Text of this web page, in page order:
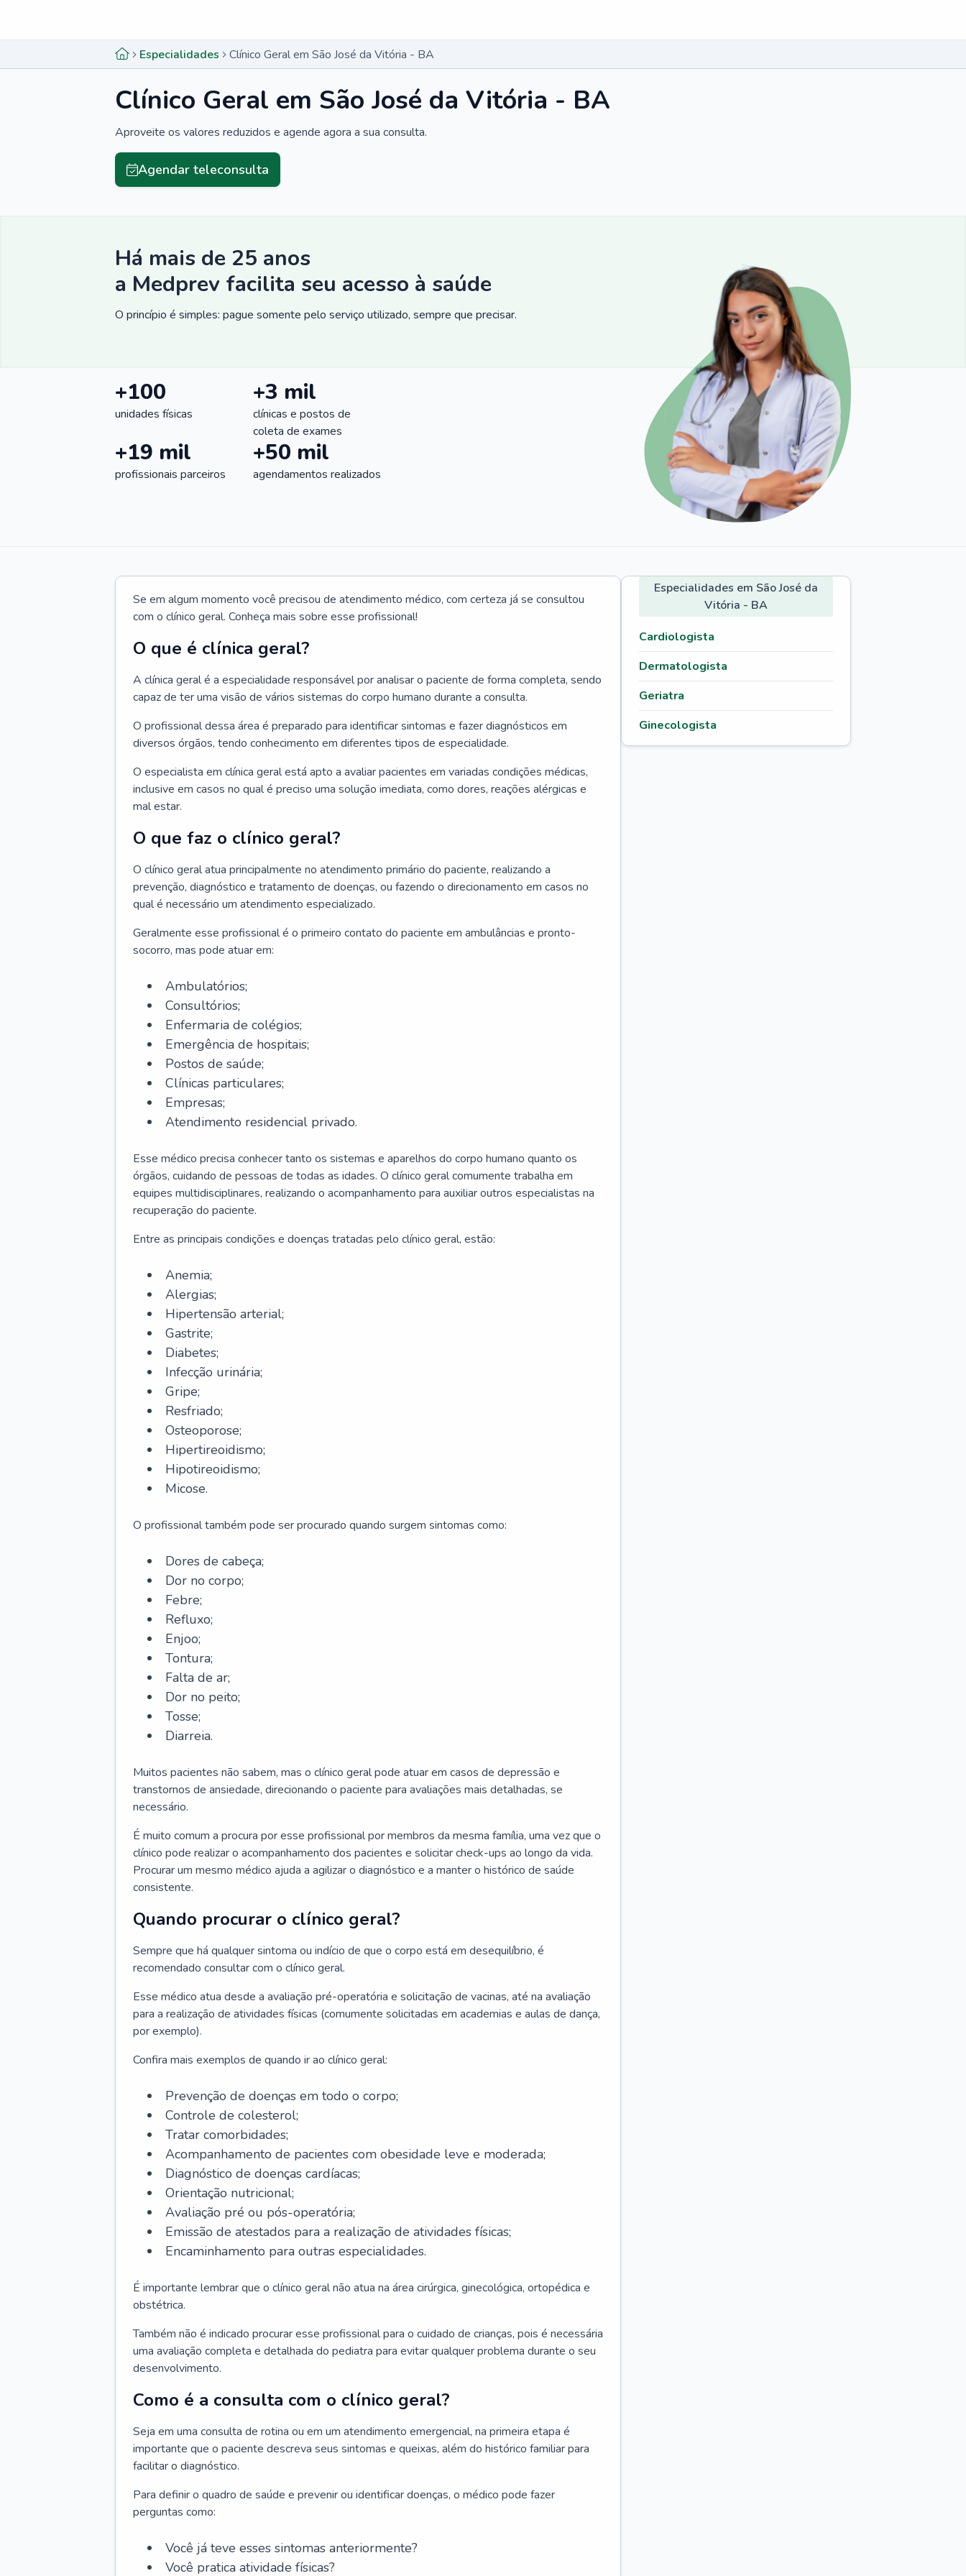
Especialidades Clínico Geral em São José da Vitória - BA
Clínico Geral em São José da Vitória - BA
Aproveite os valores reduzidos e agende agora a sua consulta.
Agendar teleconsulta
Há mais de 25 anos
a Medprev facilita seu acesso à saúde
O princípio é simples: pague somente pelo serviço utilizado, sempre que precisar.
+100
unidades físicas
+3 mil
clínicas e postos de
coleta de exames
+19 mil
profissionais parceiros
+50 mil
agendamentos realizados
Se em algum momento você precisou de atendimento médico, com certeza já se consultou
com o clínico geral. Conheça mais sobre esse profissional!
O que é clínica geral?
A clínica geral é a especialidade responsável por analisar o paciente de forma completa, sendo
capaz de ter uma visão de vários sistemas do corpo humano durante a consulta.
O profissional dessa área é preparado para identificar sintomas e fazer diagnósticos em
diversos órgãos, tendo conhecimento em diferentes tipos de especialidade.
O especialista em clínica geral está apto a avaliar pacientes em variadas condições médicas,
inclusive em casos no qual é preciso uma solução imediata, como dores, reações alérgicas e
mal estar.
O que faz o clínico geral?
O clínico geral atua principalmente no atendimento primário do paciente, realizando a
prevenção, diagnóstico e tratamento de doenças, ou fazendo o direcionamento em casos no
qual é necessário um atendimento especializado.
Geralmente esse profissional é o primeiro contato do paciente em ambulâncias e pronto-
socorro, mas pode atuar em:
Ambulatórios;
Consultórios;
Enfermaria de colégios;
Emergência de hospitais;
Postos de saúde;
Clínicas particulares;
Empresas;
Atendimento residencial privado.
Esse médico precisa conhecer tanto os sistemas e aparelhos do corpo humano quanto os
órgãos, cuidando de pessoas de todas as idades. O clínico geral comumente trabalha em
equipes multidisciplinares, realizando o acompanhamento para auxiliar outros especialistas na
recuperação do paciente.
Entre as principais condições e doenças tratadas pelo clínico geral, estão:
Anemia;
Alergias;
Hipertensão arterial;
Gastrite;
Diabetes;
Infecção urinária;
Gripe;
Resfriado;
Osteoporose;
Hipertireoidismo;
Hipotireoidismo;
Micose.
O profissional também pode ser procurado quando surgem sintomas como:
Dores de cabeça;
Dor no corpo;
Febre;
Refluxo;
Enjoo;
Tontura;
Falta de ar;
Dor no peito;
Tosse;
Diarreia.
Muitos pacientes não sabem, mas o clínico geral pode atuar em casos de depressão e
transtornos de ansiedade, direcionando o paciente para avaliações mais detalhadas, se
necessário.
É muito comum a procura por esse profissional por membros da mesma família, uma vez que o
clínico pode realizar o acompanhamento dos pacientes e solicitar check-ups ao longo da vida.
Procurar um mesmo médico ajuda a agilizar o diagnóstico e a manter o histórico de saúde
consistente.
Quando procurar o clínico geral?
Sempre que há qualquer sintoma ou indício de que o corpo está em desequilíbrio, é
recomendado consultar com o clínico geral.
Esse médico atua desde a avaliação pré-operatória e solicitação de vacinas, até na avaliação
para a realização de atividades físicas (comumente solicitadas em academias e aulas de dança,
por exemplo).
Confira mais exemplos de quando ir ao clínico geral:
Prevenção de doenças em todo o corpo;
Controle de colesterol;
Tratar comorbidades;
Acompanhamento de pacientes com obesidade leve e moderada;
Diagnóstico de doenças cardíacas;
Orientação nutricional;
Avaliação pré ou pós-operatória;
Emissão de atestados para a realização de atividades físicas;
Encaminhamento para outras especialidades.
É importante lembrar que o clínico geral não atua na área cirúrgica, ginecológica, ortopédica e
obstétrica.
Também não é indicado procurar esse profissional para o cuidado de crianças, pois é necessária
uma avaliação completa e detalhada do pediatra para evitar qualquer problema durante o seu
desenvolvimento.
Como é a consulta com o clínico geral?
Seja em uma consulta de rotina ou em um atendimento emergencial, na primeira etapa é
importante que o paciente descreva seus sintomas e queixas, além do histórico familiar para
facilitar o diagnóstico.
Para definir o quadro de saúde e prevenir ou identificar doenças, o médico pode fazer
perguntas como:
Você já teve esses sintomas anteriormente?
Você pratica atividade físicas?
Especialidades em São José da
Vitória - BA
Cardiologista
Dermatologista
Geriatra
Ginecologista